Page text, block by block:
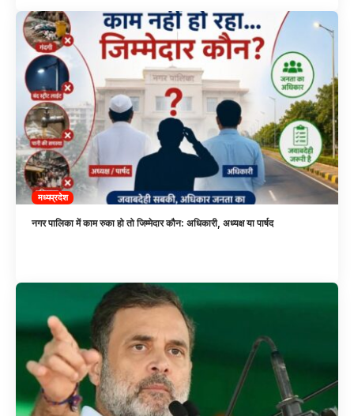
मध्यप्रदेश
नगर पालिका में काम रुका हो तो जिम्मेदार कौन: अधिकारी, अध्यक्ष या पार्षद